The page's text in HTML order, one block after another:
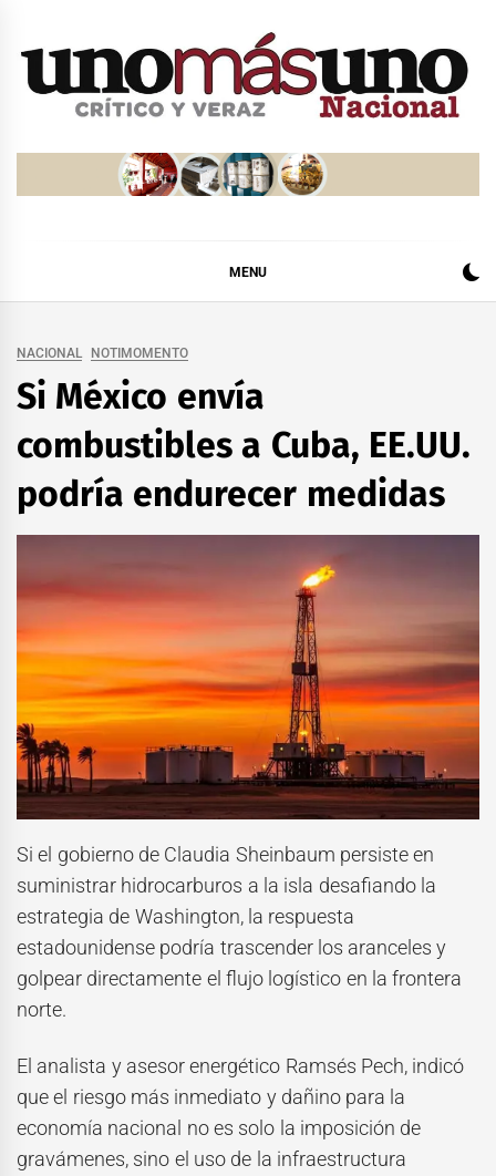
MENU
NACIONAL NOTIMOMENTO
Si México envía
combustibles a Cuba, EE.UU.
podría endurecer medidas
Si el gobierno de Claudia Sheinbaum persiste en
suministrar hidrocarburos a la isla desafiando la
estrategia de Washington, la respuesta
estadounidense podría trascender los aranceles y
golpear directamente el flujo logístico en la frontera
norte.
El analista y asesor energético Ramsés Pech, indicó
que el riesgo más inmediato y dañino para la
economía nacional no es solo la imposición de
gravámenes, sino el uso de la infraestructura